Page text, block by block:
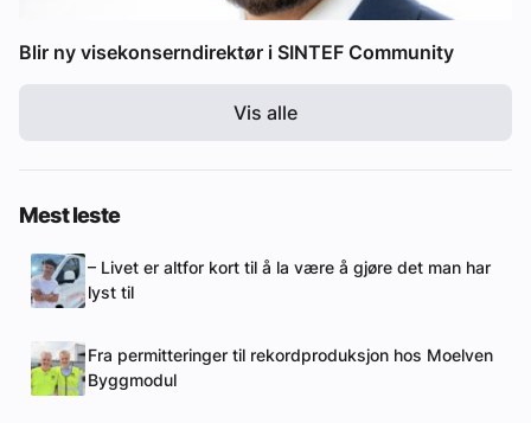
Blir ny visekonserndirektør i SINTEF Community
Vis alle
Mest leste
– Livet er altfor kort til å la være å gjøre det man har
lyst til
Fra permitteringer til rekordproduksjon hos Moelven
Byggmodul